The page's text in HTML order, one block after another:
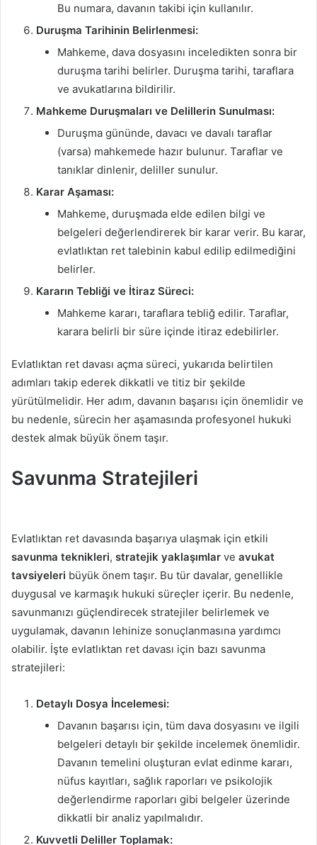
Bu numara, davanın takibi için kullanılır.
Duruşma Tarihinin Belirlenmesi:
Mahkeme, dava dosyasını inceledikten sonra bir
duruşma tarihi belirler. Duruşma tarihi, taraflara
ve avukatlarına bildirilir.
Mahkeme Duruşmaları ve Delillerin Sunulması:
Duruşma gününde, davacı ve davalı taraflar
(varsa) mahkemede hazır bulunur. Taraflar ve
tanıklar dinlenir, deliller sunulur.
Karar Aşaması:
Mahkeme, duruşmada elde edilen bilgi ve
belgeleri değerlendirerek bir karar verir. Bu karar,
evlatlıktan ret talebinin kabul edilip edilmediğini
belirler.
Kararın Tebliği ve İtiraz Süreci:
Mahkeme kararı, taraflara tebliğ edilir. Taraflar,
karara belirli bir süre içinde itiraz edebilirler.
Evlatlıktan ret davası açma süreci, yukarıda belirtilen
adımları takip ederek dikkatli ve titiz bir şekilde
yürütülmelidir. Her adım, davanın başarısı için önemlidir ve
bu nedenle, sürecin her aşamasında profesyonel hukuki
destek almak büyük önem taşır.
Savunma Stratejileri
Evlatlıktan ret davasında başarıya ulaşmak için etkili
savunma teknikleri, stratejik yaklaşımlar ve avukat
tavsiyeleri büyük önem taşır. Bu tür davalar, genellikle
duygusal ve karmaşık hukuki süreçler içerir. Bu nedenle,
savunmanızı güçlendirecek stratejiler belirlemek ve
uygulamak, davanın lehinize sonuçlanmasına yardımcı
olabilir. İşte evlatlıktan ret davası için bazı savunma
stratejileri:
Detaylı Dosya İncelemesi:
Davanın başarısı için, tüm dava dosyasını ve ilgili
belgeleri detaylı bir şekilde incelemek önemlidir.
Davanın temelini oluşturan evlat edinme kararı,
nüfus kayıtları, sağlık raporları ve psikolojik
değerlendirme raporları gibi belgeler üzerinde
dikkatli bir analiz yapılmalıdır.
Kuvvetli Deliller Toplamak: